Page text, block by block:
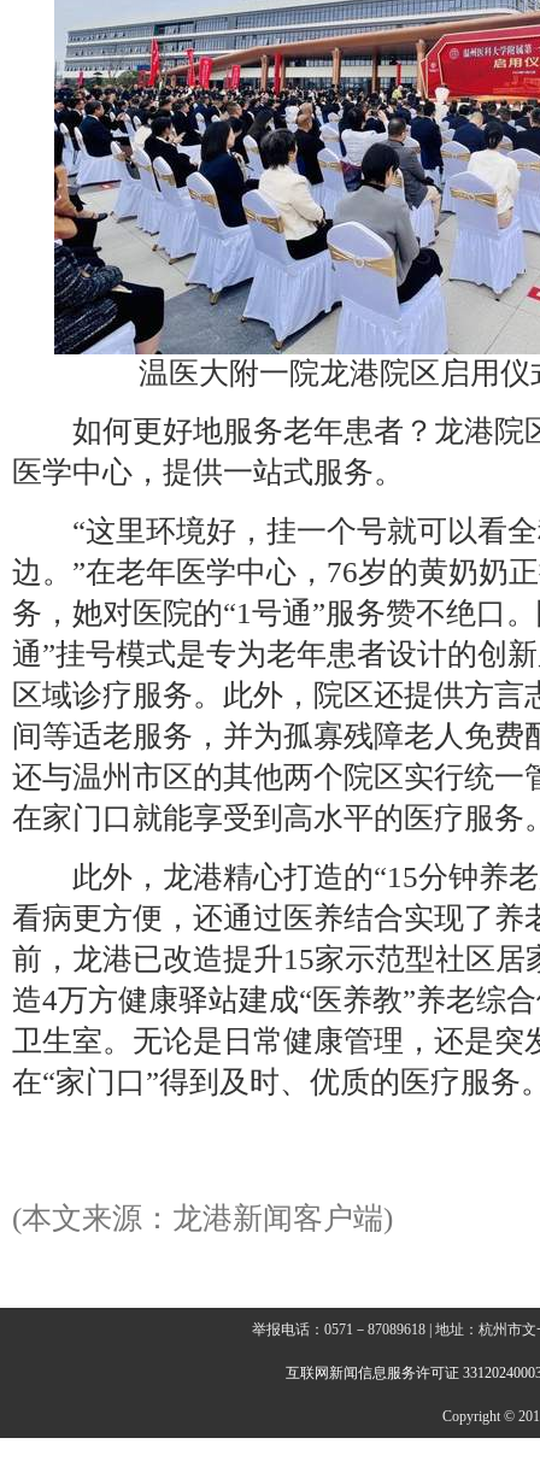
温医大附一院龙港院区启用
如何更好地服务老年患者？龙港院
医学中心，提供一站式服务。
“这里环境好，挂一个号就可以看全
边。”在老年医学中心，76岁的黄奶奶
务，她对医院的“1号通”服务赞不绝口
通”挂号模式是专为老年患者设计的创
区域诊疗服务。此外，院区还提供方
间等适老服务，并为孤寡残障老人免费
还与温州市区的其他两个院区实行统一
在家门口就能享受到高水平的医疗服务
此外，龙港精心打造的“15分钟养老
看病更方便，还通过医养结合实现了养
前，龙港已改造提升15家示范型社区居
造4万方健康驿站建成“医养教”养老综
卫生室。无论是日常健康管理，还是突
在“家门口”得到及时、优质的医疗服务
(本文来源：龙港新闻客户端)
举报电话：0571－87089618 | 地址：杭州市
互联网新闻信息服务许可证
Copyright ©